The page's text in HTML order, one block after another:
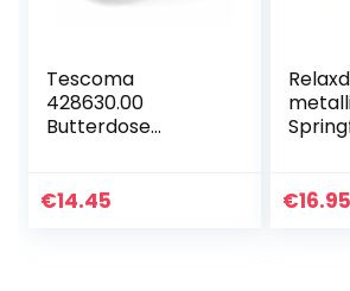
Tescoma
428630.00
Butterdose
Butter
€14.45 €16.95